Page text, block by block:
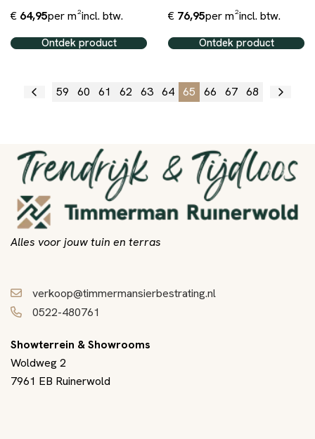
€ 64,95per m²incl. btw.
Ontdek product
€ 76,95per m²incl. btw.
Ontdek product
59 60 61 62 63 64 65 66 67 68
Alles voor jouw tuin en terras
verkoop@timmermansierbestrating.nl
0522-480761
Showterrein & Showrooms
Woldweg 2
7961 EB Ruinerwold